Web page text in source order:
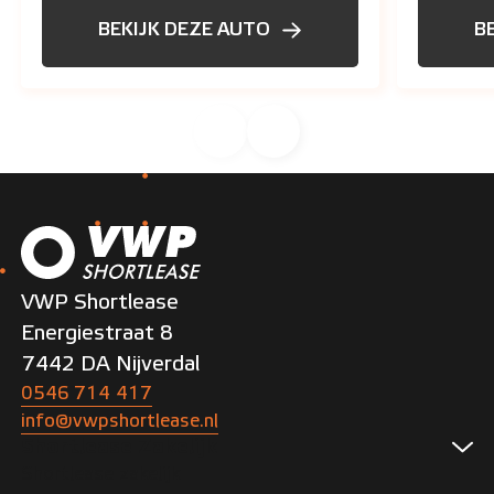
BEKIJK DEZE AUTO
VWP Shortlease
Energiestraat 8
7442 DA Nijverdal
0546 714 417
info@vwpshortlease.nl